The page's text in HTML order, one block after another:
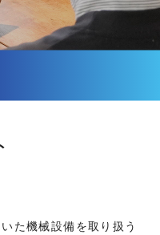
た機械設備を取り扱う